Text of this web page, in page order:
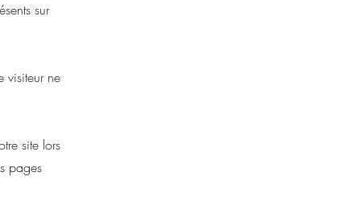
sur
visiteur ne
site lors
pages